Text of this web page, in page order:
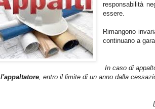
responsabilità
essere.
Rimangono
continuano a
In caso di
l'appaltatore, entro il limite di un anno dalla